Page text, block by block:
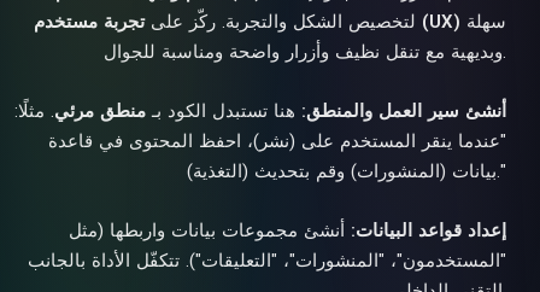
لتخصيص الشكل والتجربة. ركّز على تجربة مستخدم (UX)
وبديهية مع تنقل نظيف وأزرار واضحة ومناسبة للجوال.
أنشئ سير العمل والمنطق: هنا تستبدل الكود بـ منطق مرئي. مثلًا:
"عندما ينقر المستخدم على (نشر)، احفظ المحتوى في قاعدة
بيانات (المنشورات) وقم بتحديث (التغذية)."
إعداد قواعد البيانات: أنشئ مجموعات بيانات واربطها (مثل
"المستخدمون"، "المنشورات"، "التعليقات"). تتكفّل الأداة بالجانب